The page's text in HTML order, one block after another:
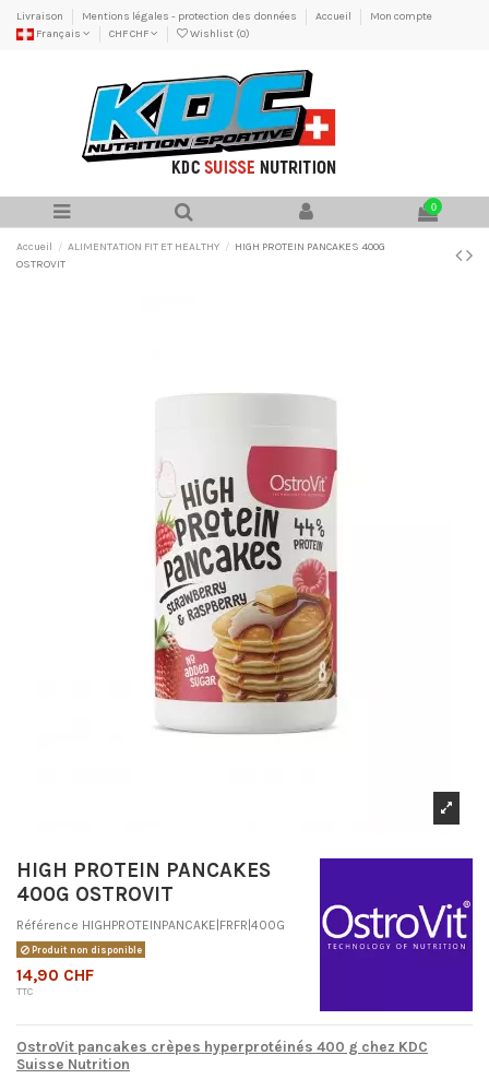
Livraison Mentions légales - protection des données Accueil
Mon compte
Français
CHF CHF Wishlist (0)
0
Accueil ALIMENTATION FIT ET HEALTHY
HIGH PROTEIN PANCAKES 400G
OSTROVIT
HIGH PROTEIN PANCAKES
400G OSTROVIT
Référence HIGHPROTEINPANCAKE|FRFR|400G
Produit non disponible
14,90 CHF
TTC
OstroVit pancakes crèpes hyperprotéinés 400 g chez KDC
Suisse Nutrition